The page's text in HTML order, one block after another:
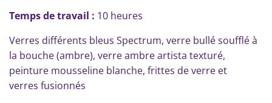
Temps de travail : 10 heures
Verres différents bleus Spectrum, verre bullé soufflé à
la bouche (ambre), verre ambre artista texturé,
peinture mousseline blanche, frittes de verre et
verres fusionnés